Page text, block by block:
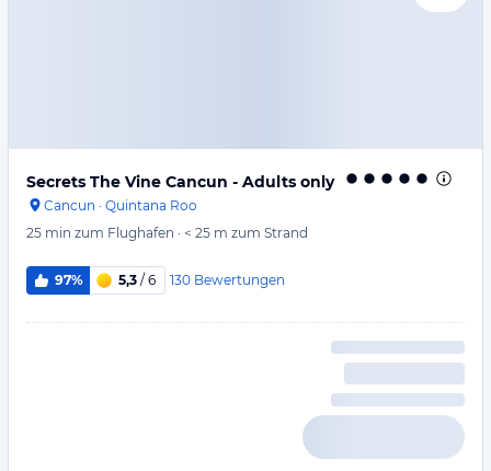
Secrets The Vine Cancun - Adults only
Cancun · Quintana Roo
25 min zum Flughafen · < 25 m zum Strand
97% 5,3 / 6 130 Bewertungen